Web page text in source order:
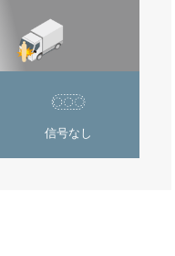
信号なし